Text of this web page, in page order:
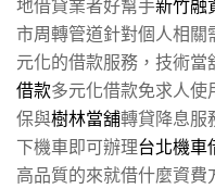
地借貸業者好幫手新竹融
市周轉管道針對個人相關
元化的借款服務，技術
借款多元化借款免求人
保與樹林當舖轉貸降息服
下機車即可辦理台北機車
高品質的來就借什麼資費